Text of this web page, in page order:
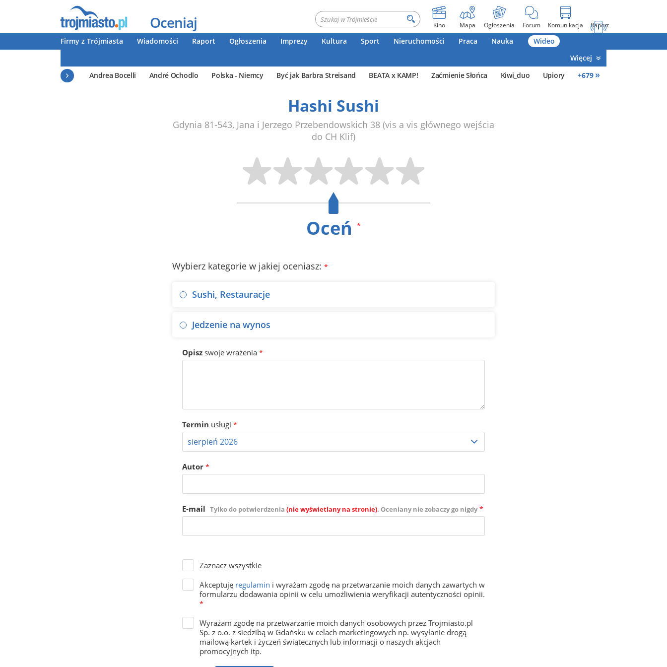
Oceniaj Kino Mapa Ogłoszenia Forum Komunikacja Raport
Firmy z Trójmiasta Wiadomości Raport Ogłoszenia Imprezy Kultura Sport Nieruchomości Praca Nauka
Wideo
Więcej
Andrea Bocelli
André Ochodlo Polska - Niemcy Być jak Barbra Streisand BEATA x KAMP! Zaćmienie Słońca Kiwi_duo Upiory +679 »
Hashi Sushi
Gdynia 81-543, Jana i Jerzego Przebendowskich 38 (vis a vis głównego wejścia
do CH Klif)
Oceń *
Wybierz kategorie w jakiej oceniasz: *
Sushi, Restauracje
Jedzenie na wynos
Opisz swoje wrażenia *
Termin usługi *
Autor *
E-mail Tylko do potwierdzenia (nie wyświetlany na stronie). Oceniany nie zobaczy go nigdy *
Zaznacz wszystkie
Akceptuję regulamin i wyrażam zgodę na przetwarzanie moich danych zawartych w
formularzu dodawania opinii w celu umożliwienia weryfikacji autentyczności opinii.
*
Wyrażam zgodę na przetwarzanie moich danych osobowych przez Trojmiasto.pl
Sp. z o.o. z siedzibą w Gdańsku w celach marketingowych np. wysyłanie drogą
mailową kartek i życzeń świątecznych lub informacji o naszych akcjach
promocyjnych itp.